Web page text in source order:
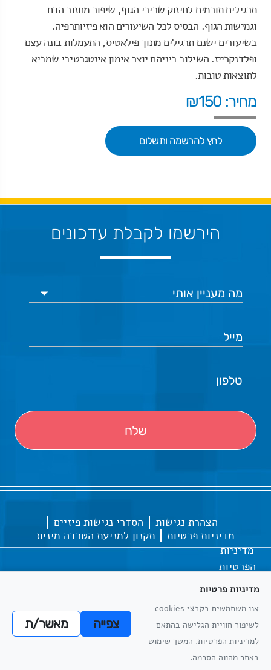
תרגילים תורמים לחיזוק שרירי הגוף, שיפור מחזור הדם
וגמישות הגוף. הבסיס לכל השיעורים הוא פיזיותרפיה.
בשיעורים ישנם תרגילים מתוך פילאטיס, התעמלות בונה עצם
ופלדנקרייז. השילוב ביניהם יוצר אימון אינטגרטיבי שמביא
לתוצאות טובות.
מחיר: ₪150
לחץ להרשמה ותשלום
הירשמו לקבלת עדכונים
הצהרת נגישות
הסדרי נגישות פיזיים
מדיניות פרטיות
תקנון למניעת הטרדה מינית
מדיניות
הפרטיות
כל הזכויות שמורות אתריקס פיתוח מערכות מידע
מדיניות
הפרטיות
מדיניות פרטיות
אנו משתמשים בקבצי cookies
לשיפור חוויית הגלישה בהתאם
למדיניות הפרטיות. המשך שימוש
באתר מהווה הסכמה.
צפייה מאשר/ת